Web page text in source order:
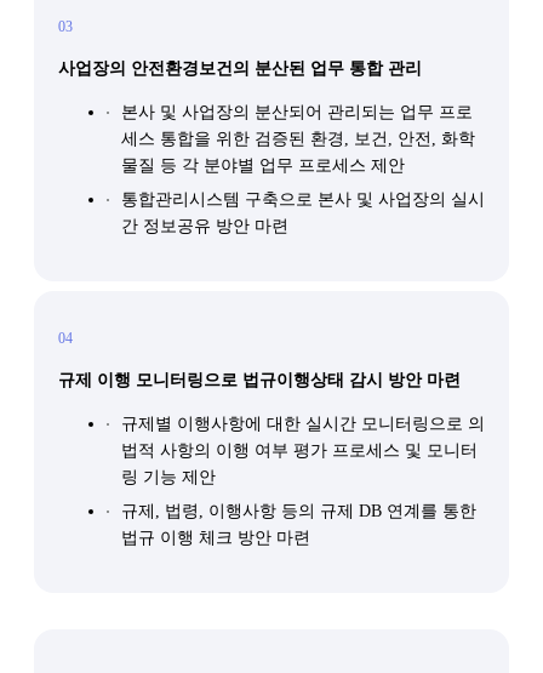
03
사업장의 안전환경보건의 분산된 업무 통합 관리
본사 및 사업장의 분산되어 관리되는 업무 프로
세스 통합을 위한 검증된 환경, 보건, 안전, 화학
물질 등 각 분야별 업무 프로세스 제안
통합관리시스템 구축으로 본사 및 사업장의 실시
간 정보공유 방안 마련
04
규제 이행 모니터링으로 법규이행상태 감시 방안 마련
규제별 이행사항에 대한 실시간 모니터링으로 의
법적 사항의 이행 여부 평가 프로세스 및 모니터
링 기능 제안
규제, 법령, 이행사항 등의 규제 DB 연계를 통한
법규 이행 체크 방안 마련